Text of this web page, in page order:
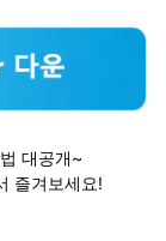
대공개~
즐겨보세요!